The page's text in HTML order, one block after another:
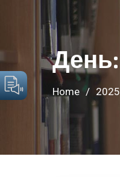
День:
Home 2025